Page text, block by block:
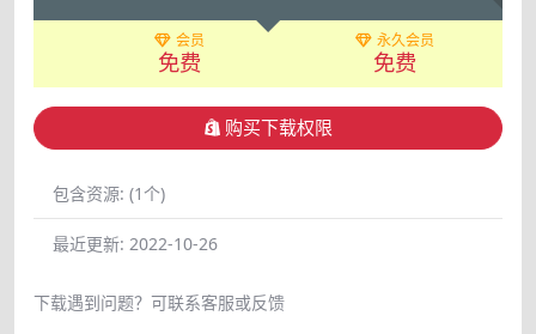
会员
免费
永久会员
免费
购买下载权限
包含资源: (1个)
最近更新: 2022-10-26
下载遇到问题？可联系客服或反馈